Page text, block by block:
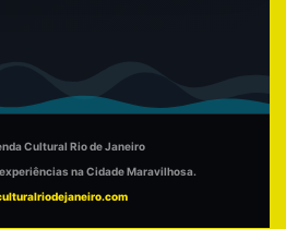
Cultural Rio de Janeiro
na Cidade Maravilhosa.